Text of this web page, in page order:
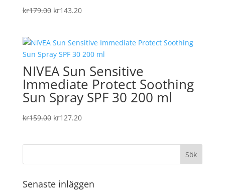
kr179.00 Det
var:
kr179.00.
kr143.20Det
är:
kr143.20.
NIVEA Sun Sensitive
Immediate Protect Soothing
Sun Spray SPF 30 200 ml
kr159.00 Det
kr159.00.
kr127.20Det
kr127.20.
Senaste inläggen